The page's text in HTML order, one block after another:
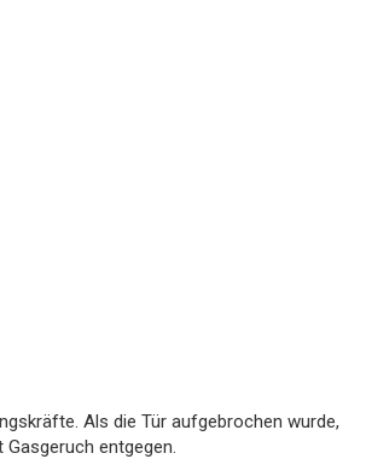
Als die Tür aufgebrochen wurde,
entgegen.